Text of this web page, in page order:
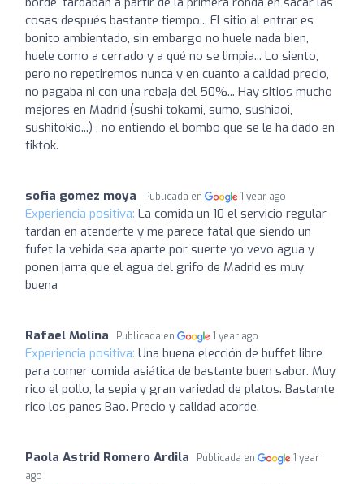
cosas después bastante tiempo... El sitio al entrar es
bonito ambientado, sin embargo no huele nada bien,
huele como a cerrado y a qué no se limpia... Lo siento,
pero no repetiremos nunca y en cuanto a calidad precio,
no pagaba ni con una rebaja del 50%... Hay sitios mucho
mejores en Madrid (sushi tokami, sumo, sushiaoi,
sushitokio...) , no entiendo el bombo que se le ha dado en
tiktok.
sofia gomez moya Publicada en 1 year ago
Experiencia positiva: La comida un 10 el servicio regular
tardan en atenderte y me parece fatal que siendo un
fufet la vebida sea aparte por suerte yo vevo agua y
ponen jarra que el agua del grifo de Madrid es muy
buena
Rafael Molina Publicada en 1 year ago
Experiencia positiva: Una buena elección de buffet libre
para comer comida asiática de bastante buen sabor. Muy
rico el pollo, la sepia y gran variedad de platos. Bastante
rico los panes Bao. Precio y calidad acorde.
Paola Astrid Romero Ardila Publicada en
1 year
ago